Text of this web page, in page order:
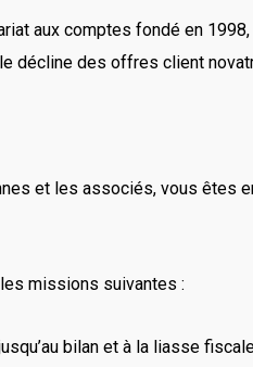
aux comptes fondé en
des offres client
et les associés, vous êtes
missions suivantes :
bilan et à la liasse